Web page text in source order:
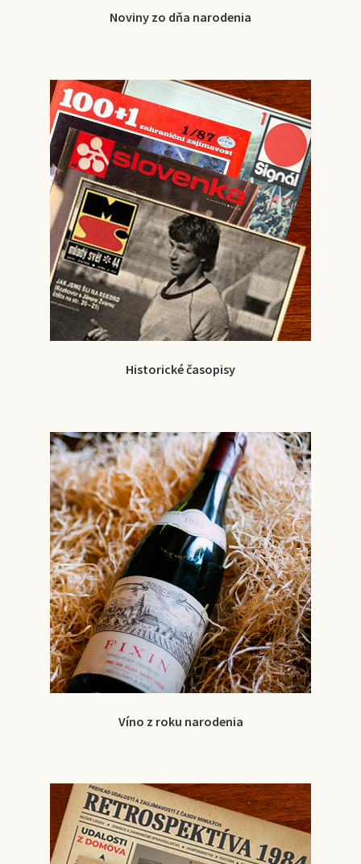
Noviny zo dňa narodenia
Historické časopisy
Víno z roku narodenia